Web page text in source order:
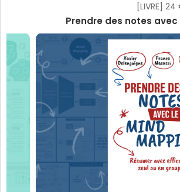
[LIVRE] 24 €
Prendre des notes avec le